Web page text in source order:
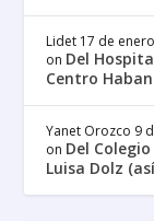
Lidet 17 de
on Del
Centro
Yanet Orozco 9
on Del
Luisa Dolz